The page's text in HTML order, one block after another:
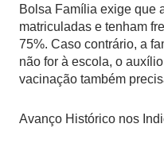
Bolsa Família exige que
matriculadas e tenham
75%. Caso contrário, a
não for à escola, o
vacinação também
Avanço Histórico nos